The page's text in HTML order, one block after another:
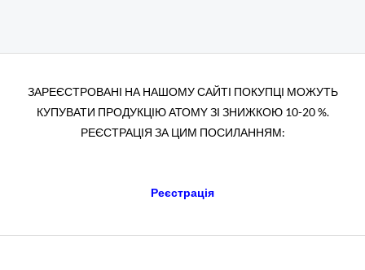
ЗАРЕЄСТРОВАНІ НА НАШОМУ САЙТІ ПОКУПЦІ МОЖУТЬ
КУПУВАТИ ПРОДУКЦІЮ АТОМY ЗІ ЗНИЖКОЮ 10-20 %.
РЕЄСТРАЦІЯ ЗА ЦИМ ПОСИЛАННЯМ:
Реєстрація